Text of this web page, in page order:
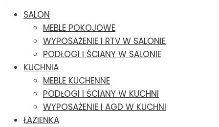
SALON
MEBLE POKOJOWE
WYPOSAŻENIE I RTV W SALONIE
PODŁOGI I ŚCIANY W SALONIE
KUCHNIA
MEBLE KUCHENNE
PODŁOGI I ŚCIANY W KUCHNI
WYPOSAŻENIE I AGD W KUCHNI
ŁAZIENKA